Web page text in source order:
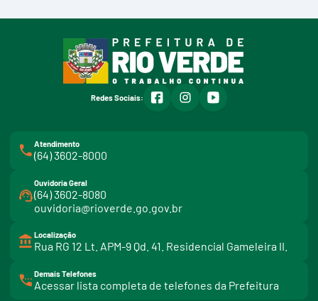
Redes Sociais: facebookinstagramyoutube
Atendimento
(64) 3602-8000
Ouvidoria Geral
(64) 3602-8080
ouvidoria@rioverde.go.gov.br
Localização
Rua RG 12 Lt. APM-9 Qd. 41. Residencial Gameleira II.
Demais Telefones
Acessar lista completa de telefones da Prefeitura
i